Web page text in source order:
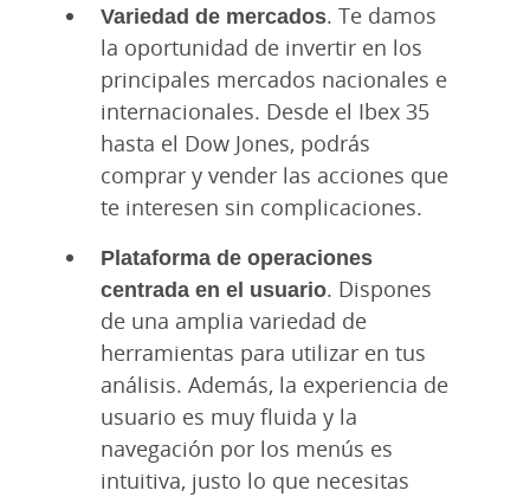
Variedad de mercados. Te damos
la oportunidad de invertir en los
principales mercados nacionales e
internacionales. Desde el Ibex 35
hasta el Dow Jones, podrás
comprar y vender las acciones que
te interesen sin complicaciones.
Plataforma de operaciones
centrada en el usuario. Dispones
de una amplia variedad de
herramientas para utilizar en tus
análisis. Además, la experiencia de
usuario es muy fluida y la
navegación por los menús es
intuitiva, justo lo que necesitas